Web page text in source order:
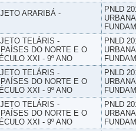
ARARIBÁ -
PNLD
TELÁRIS -
DO NORTE E O
XXI - 9º ANO
PNLD
TELÁRIS -
DO NORTE E O
XXI - 9º ANO
PNLD
TELÁRIS -
DO NORTE E O
XXI - 9º ANO
PNLD